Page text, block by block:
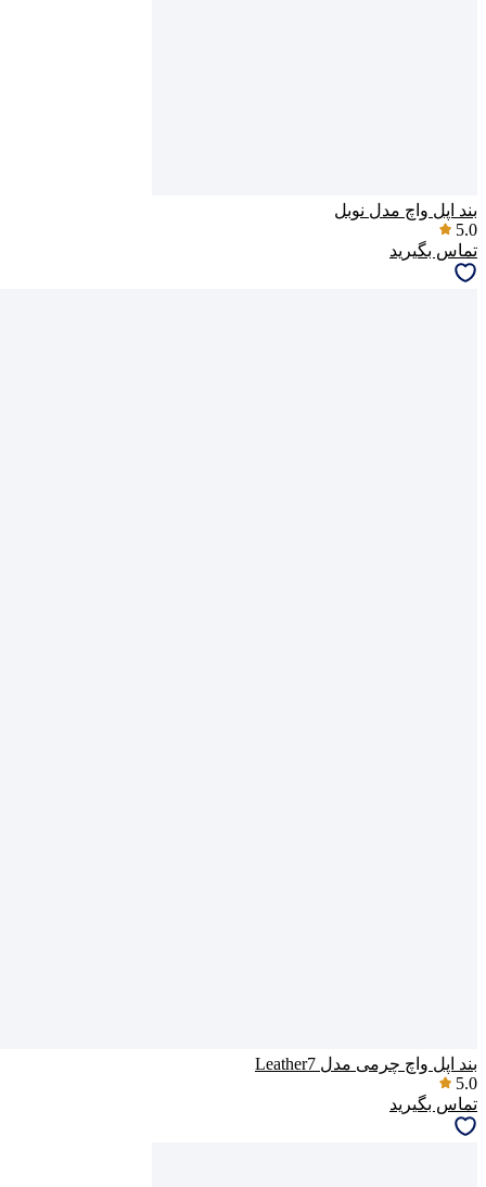
بند اپل واچ مدل نوبل
5.0
تماس بگیرید
بند اپل واچ چرمی مدل Leather7
5.0
تماس بگیرید